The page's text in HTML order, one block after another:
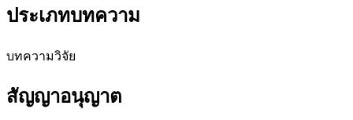
ประเภทบทความ
บทความวิจัย
สัญญาอนุญาต